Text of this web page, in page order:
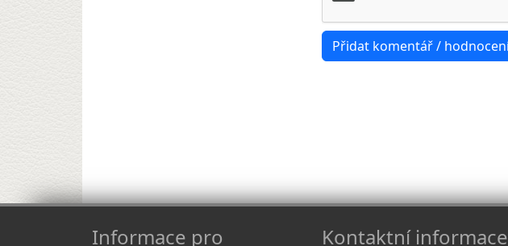
Informace pro Kontaktní informace